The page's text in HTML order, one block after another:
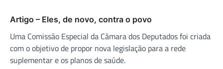
Artigo – Eles, de novo, contra o povo
Uma Comissão Especial da Câmara dos Deputados foi criada
com o objetivo de propor nova legislação para a rede
suplementar e os planos de saúde.